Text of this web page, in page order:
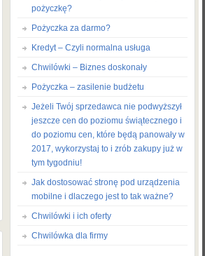
pożyczkę?
Pożyczka za darmo?
Kredyt – Czyli normalna usługa
Chwilówki – Biznes doskonały
Pożyczka – zasilenie budżetu
Jeżeli Twój sprzedawca nie podwyższył
jeszcze cen do poziomu świątecznego i
do poziomu cen, które będą panowały w
2017, wykorzystaj to i zrób zakupy już w
tym tygodniu!
Jak dostosować stronę pod urządzenia
mobilne i dlaczego jest to tak ważne?
Chwilówki i ich oferty
Chwilówka dla firmy